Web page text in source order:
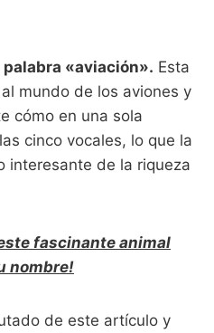
«aviación». Esta
mundo de los aviones y
cómo en una sola
cinco vocales, lo que la
interesante de la riqueza
fascinante animal
nombre!
de este artículo y